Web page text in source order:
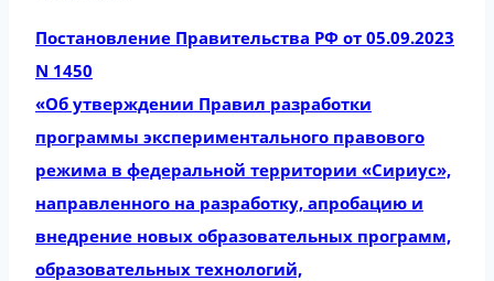
Постановление Правительства РФ от 05.09.2023
N 1450
«Об утверждении Правил разработки
программы экспериментального правового
режима в федеральной территории «Сириус»,
направленного на разработку, апробацию и
внедрение новых образовательных программ,
образовательных технологий,